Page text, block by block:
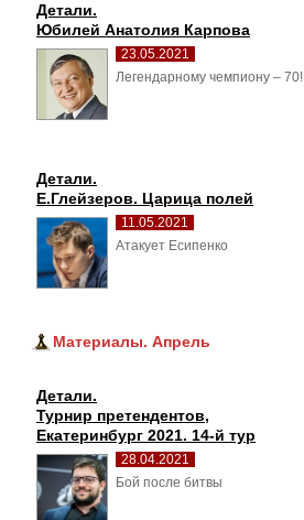
Детали.
Юбилей Анатолия Карпова
23.05.2021
Легендарному чемпиону – 70!
Детали.
Е.Глейзеров. Царица полей
11.05.2021
Атакует Есипенко
Материалы. Апрель
Детали.
Турнир претендентов,
Екатеринбург 2021. 14-й тур
28.04.2021
Бой после битвы